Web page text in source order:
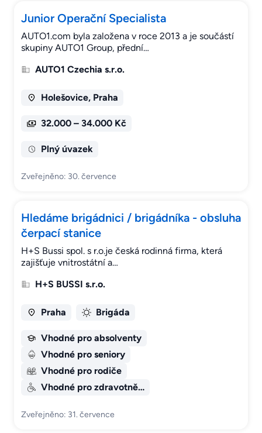
Junior Operační Specialista
AUTO1.com byla založena v roce 2013 a je součástí
skupiny AUTO1 Group, přední…
AUTO1 Czechia s.r.o.
Holešovice, Praha
32.000 – 34.000 Kč
Plný úvazek
Zveřejněno: 30. července
Hledáme brigádnici / brigádníka - obsluha
čerpací stanice
H+S Bussi spol. s r.o.je česká rodinná firma, která
zajišťuje vnitrostátní a…
H+S BUSSI s.r.o.
Praha Brigáda
Vhodné pro absolventy
Vhodné pro seniory
Vhodné pro rodiče
Vhodné pro zdravotně…
Zveřejněno: 31. července